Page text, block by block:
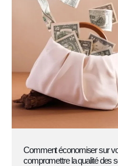
Comment économiser sur
compromettre la qualité des